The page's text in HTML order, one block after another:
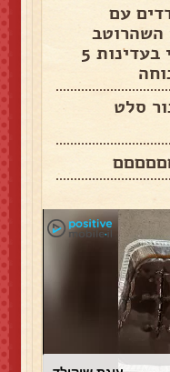
עם
השהרוטב
יעלה על הכבד ועירבבתי בעדינות 5
סלט